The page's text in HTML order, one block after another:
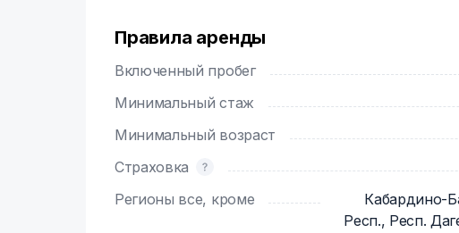
✅ Мультимедийная система с поддержкой
✅ Камера заднего вида и парктроник для
Условия аренды:
📄 Водительский стаж: от 3 лет
📄 Залог: 5.000 рублей
Правила аренды
Включенный пробег
Минимальный стаж
Минимальный возраст
Страховка
Регионы все, кроме
Кабардино-
Респ., Респ.